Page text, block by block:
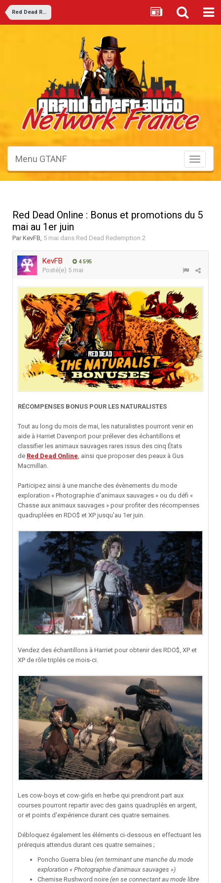
Red Dead Redemption 2
Toggle
Menu GTANF
Red Dead Online : Bonus et promotions du 5
mai au 1er juin
ParKevFB 5 mai dans Red Dead Redemption 2
KevFB 4 595
Posté(e) 5 mai
RÉCOMPENSES BONUS POUR LES NATURALISTES
Tout au long du mois de mai, les naturalistes pourront venir en
aide à Harriet Davenport pour prélever des échantillons et
classifier les animaux sauvages rares issus des cinq États
de Red Dead Online, ainsi que proposer des peaux à Gus
Macmillan.
Participez ainsi à une manche des évènements du mode
exploration « Photographie d'animaux sauvages » ou du défi «
Chasse aux animaux sauvages » pour profiter des récompenses
quadruplées en RDO$ et XP jusqu'au 1er juin.
Vendez des échantillons à Harriet pour obtenir des RDO$, XP et
XP de rôle triplés ce mois-ci.
Les cow-boys et cow-girls en herbe qui prendront part aux
courses pourront repartir avec des gains quadruplés en argent,
or et points d'expérience durant ces quatre semaines.
Débloquez également les éléments ci-dessous en effectuant les
prérequis attendus durant ces quatre semaines ;
Poncho Guerra bleu (en terminant une manche du mode
exploration « Photographie d'animaux sauvages »)
Chemise Rushword noire (en se connectant au mode libre